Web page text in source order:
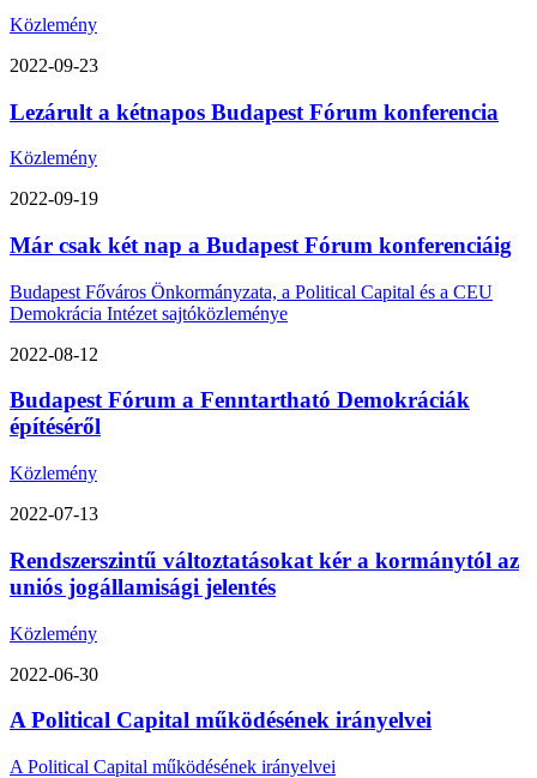
Közlemény
2022-09-23
Lezárult a kétnapos Budapest Fórum konferencia
Közlemény
2022-09-19
Már csak két nap a Budapest Fórum konferenciáig
Budapest Főváros Önkormányzata, a Political Capital és a CEU
Demokrácia Intézet sajtóközleménye
2022-08-12
Budapest Fórum a Fenntartható Demokráciák
építéséről
Közlemény
2022-07-13
Rendszerszintű változtatásokat kér a kormánytól az
uniós jogállamisági jelentés
Közlemény
2022-06-30
A Political Capital működésének irányelvei
A Political Capital működésének irányelvei